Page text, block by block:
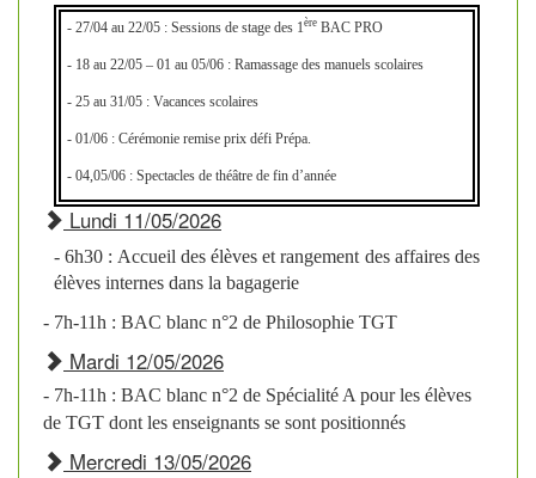
Quelques chiffres pour donner la mesure de l'événement :
– 834 élèves touchés
En savoir plus
Mercredi 03 juin 2026-Mercredi 30 septembre 2026
Cadeau symbolique offert aux
élèves par l'UPELP
- 27/04 au 22/05 : Sessions de stage des 1ère BAC PRO
- 18 au 22/05 – 01 au 05/06 : Ramassage des manuels scolaires
- 25 au 31/05 : Vacances scolaires
- 01/06 : Cérémonie remise prix défi Prépa.
- 04,05/06 : Spectacles de théâtre de fin d’année
Lundi 11/05/2026
- 6h30 : Accueil des élèves et rangement des affaires des
élèves internes dans la bagagerie
- 7h-11h : BAC blanc n°2 de Philosophie TGT
Mardi 12/05/2026
- 7h-11h : BAC blanc n°2 de Spécialité A pour les élèves
de TGT dont les enseignants se sont positionnés
Mercredi 13/05/2026